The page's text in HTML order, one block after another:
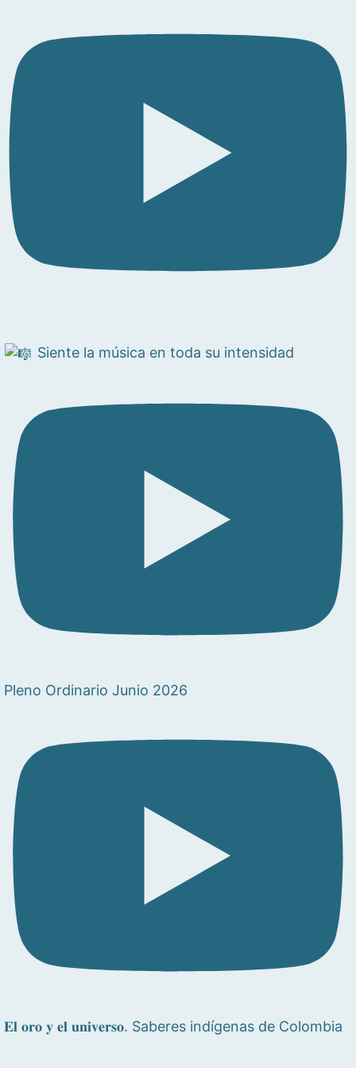
Siente la música en toda su intensidad
Pleno Ordinario Junio 2026
𝐄𝐥 𝐨𝐫𝐨 𝐲 𝐞𝐥 𝐮𝐧𝐢𝐯𝐞𝐫𝐬𝐨. Saberes indígenas de Colombia